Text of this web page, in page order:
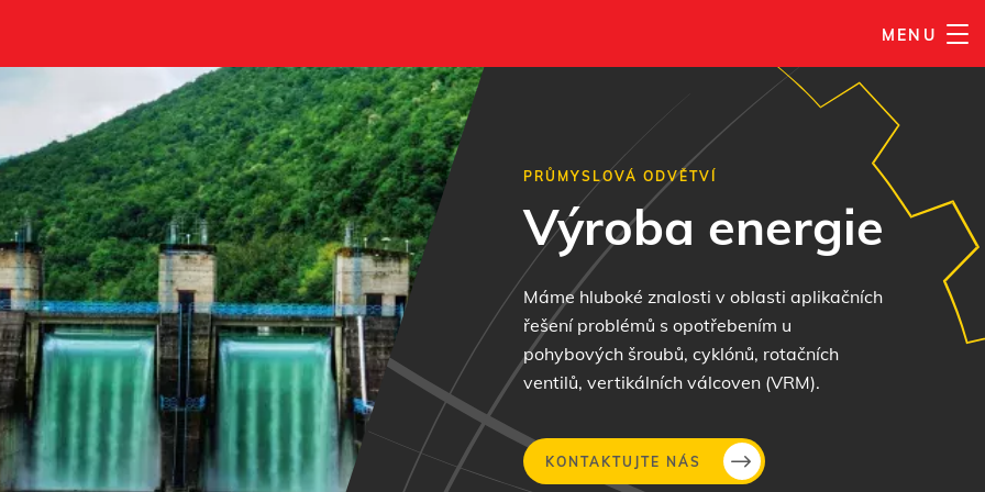
MENU
PRŮMYSLOVÁ ODVĚTVÍ
Výroba energie
Máme hluboké znalosti v oblasti aplikačních
řešení problémů s opotřebením u
pohybových šroubů, cyklónů, rotačních
ventilů, vertikálních válcoven (VRM).
KONTAKTUJTE NÁS